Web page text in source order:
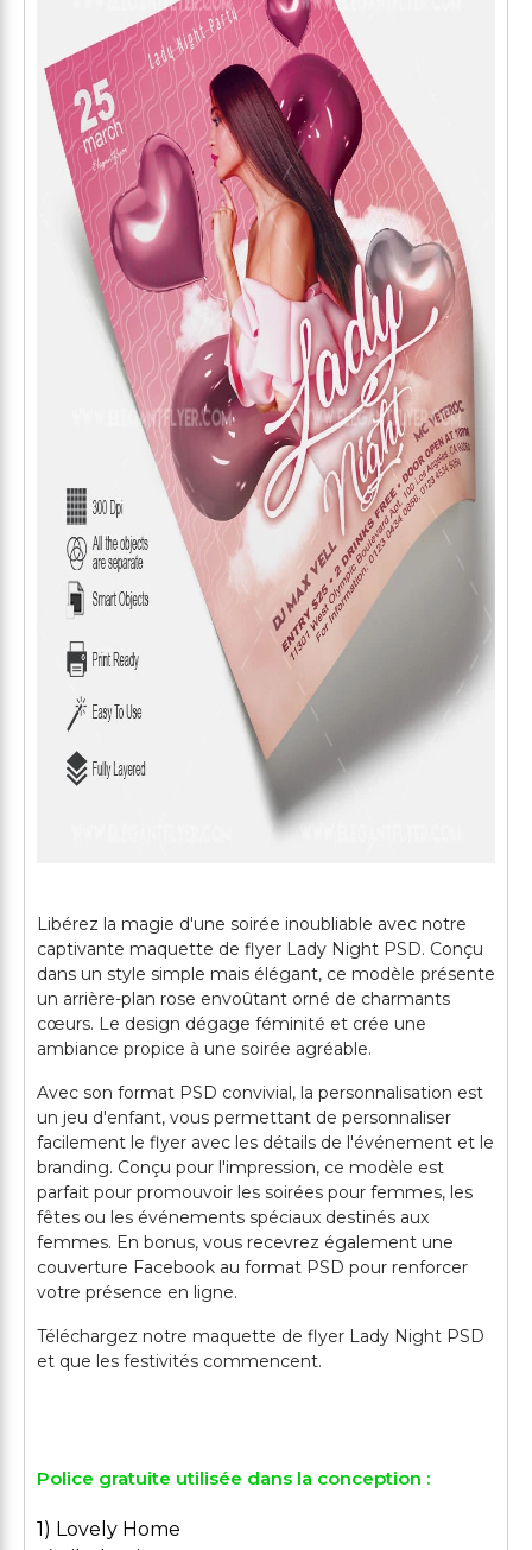
Libérez la magie d'une soirée inoubliable avec notre
captivante maquette de flyer Lady Night PSD. Conçu
dans un style simple mais élégant, ce modèle présente
un arrière-plan rose envoûtant orné de charmants
cœurs. Le design dégage féminité et crée une
ambiance propice à une soirée agréable.
Avec son format PSD convivial, la personnalisation est
un jeu d'enfant, vous permettant de personnaliser
facilement le flyer avec les détails de l'événement et le
branding. Conçu pour l'impression, ce modèle est
parfait pour promouvoir les soirées pour femmes, les
fêtes ou les événements spéciaux destinés aux
femmes. En bonus, vous recevrez également une
couverture Facebook au format PSD pour renforcer
votre présence en ligne.
Téléchargez notre maquette de flyer Lady Night PSD
et que les festivités commencent.
Police gratuite utilisée dans la conception :
1) Lovely Home